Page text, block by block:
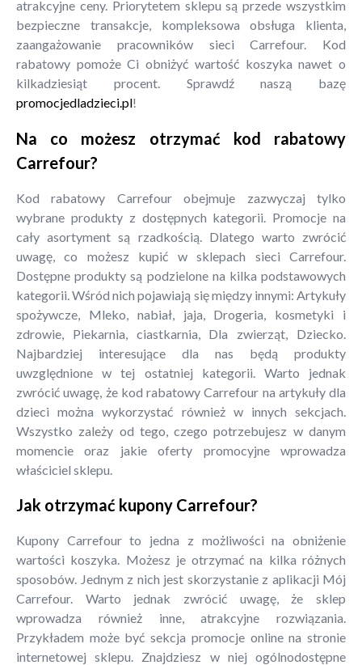
atrakcyjne ceny. Priorytetem sklepu są przede wszystkim
bezpieczne transakcje, kompleksowa obsługa klienta,
zaangażowanie pracowników sieci Carrefour. Kod
rabatowy pomoże Ci obniżyć wartość koszyka nawet o
kilkadziesiąt procent. Sprawdź naszą bazę
promocjedladzieci.pl!
Na co możesz otrzymać kod rabatowy
Carrefour?
Kod rabatowy Carrefour obejmuje zazwyczaj tylko
wybrane produkty z dostępnych kategorii. Promocje na
cały asortyment są rzadkością. Dlatego warto zwrócić
uwagę, co możesz kupić w sklepach sieci Carrefour.
Dostępne produkty są podzielone na kilka podstawowych
kategorii. Wśród nich pojawiają się między innymi: Artykuły
spożywcze, Mleko, nabiał, jaja, Drogeria, kosmetyki i
zdrowie, Piekarnia, ciastkarnia, Dla zwierząt, Dziecko.
Najbardziej interesujące dla nas będą produkty
uwzględnione w tej ostatniej kategorii. Warto jednak
zwrócić uwagę, że kod rabatowy Carrefour na artykuły dla
dzieci można wykorzystać również w innych sekcjach.
Wszystko zależy od tego, czego potrzebujesz w danym
momencie oraz jakie oferty promocyjne wprowadza
właściciel sklepu.
Jak otrzymać kupony Carrefour?
Kupony Carrefour to jedna z możliwości na obniżenie
wartości koszyka. Możesz je otrzymać na kilka różnych
sposobów. Jednym z nich jest skorzystanie z aplikacji Mój
Carrefour. Warto jednak zwrócić uwagę, że sklep
wprowadza również inne, atrakcyjne rozwiązania.
Przykładem może być sekcja promocje online na stronie
internetowej sklepu. Znajdziesz w niej ogólnodostępne